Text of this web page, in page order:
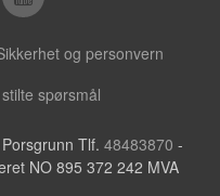
og personvern
spørsmål
Tlf. 48483870 -
NO 895 372 242 MVA